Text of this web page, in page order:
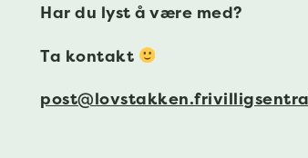
Har du lyst å være med?
Ta kontakt